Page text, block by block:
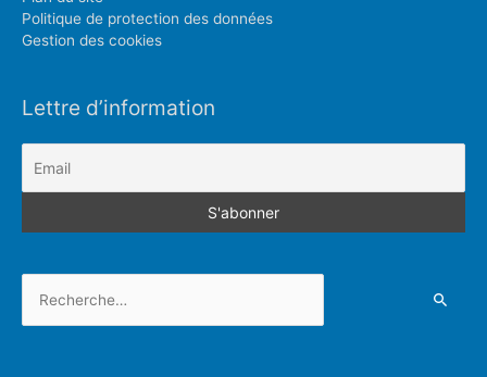
Politique de protection des données
Gestion des cookies
Lettre d’information